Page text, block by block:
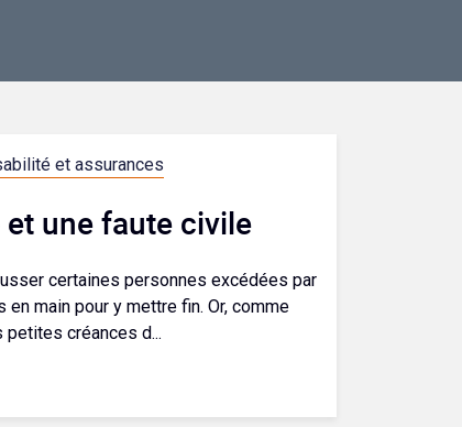
et assurances
une faute civile
certaines personnes excédées par
main pour y mettre fin. Or, comme
petites créances d...